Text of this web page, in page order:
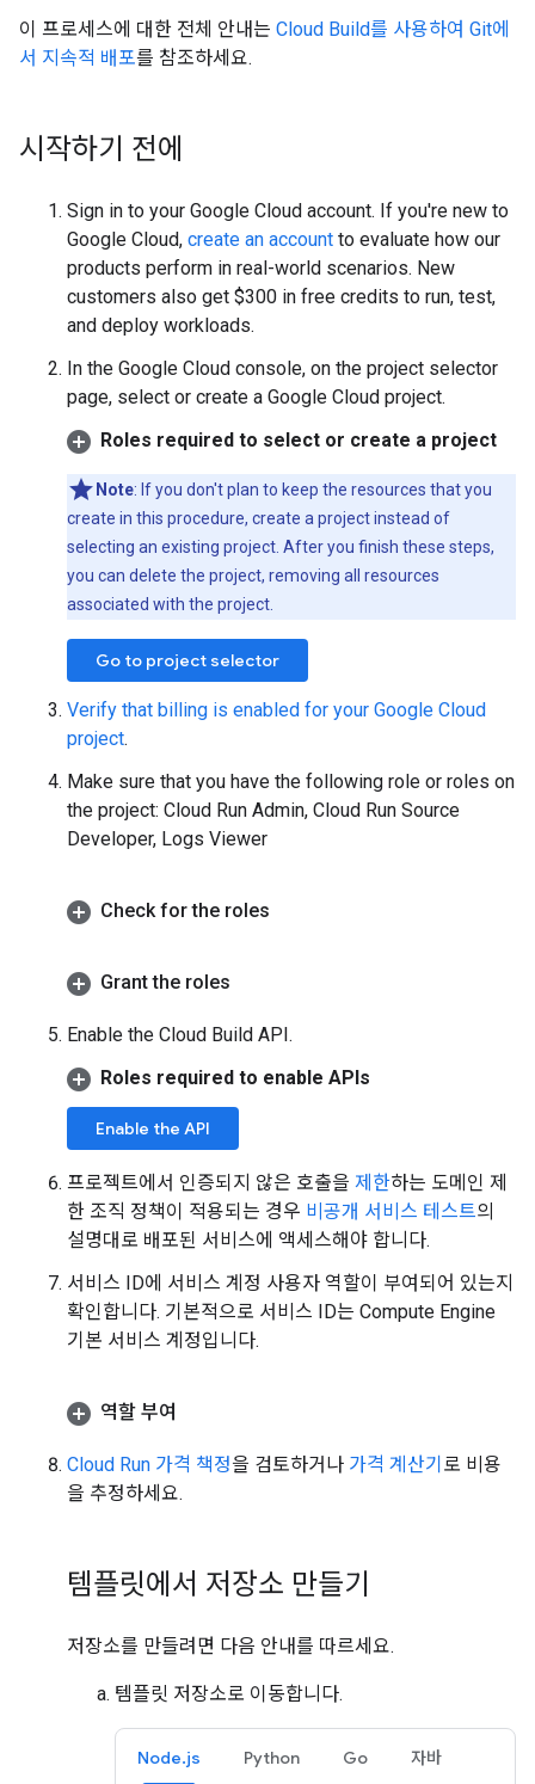
이 프로세스에 대한 전체 안내는 Cloud Build를 사용하여 Git에
서 지속적 배포를 참조하세요.
시작하기 전에
Sign in to your Google Cloud account. If you're new to
Google Cloud, create an account to evaluate how our
products perform in real-world scenarios. New
customers also get $300 in free credits to run, test,
and deploy workloads.
In the Google Cloud console, on the project selector
page, select or create a Google Cloud project.
Roles required to select or create a project
Note: If you don't plan to keep the resources that you
create in this procedure, create a project instead of
selecting an existing project. After you finish these steps,
you can delete the project, removing all resources
associated with the project.
Go to project selector
Verify that billing is enabled for your Google Cloud
project.
Make sure that you have the following role or roles on
the project: Cloud Run Admin, Cloud Run Source
Developer, Logs Viewer
Check for the roles
Grant the roles
Enable the Cloud Build API.
Roles required to enable APIs
Enable the API
프로젝트에서 인증되지 않은 호출을 제한하는 도메인 제
한 조직 정책이 적용되는 경우 비공개 서비스 테스트의
설명대로 배포된 서비스에 액세스해야 합니다.
서비스 ID에 서비스 계정 사용자 역할이 부여되어 있는지
확인합니다. 기본적으로 서비스 ID는 Compute Engine
기본 서비스 계정입니다.
역할 부여
Cloud Run 가격 책정을 검토하거나 가격 계산기 로 비용
을 추정하세요.
템플릿에서 저장소 만들기
저장소를 만들려면 다음 안내를 따르세요.
템플릿 저장소로 이동합니다.
Node.js Python Go 자바